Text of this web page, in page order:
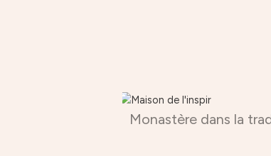
Monastère dans la